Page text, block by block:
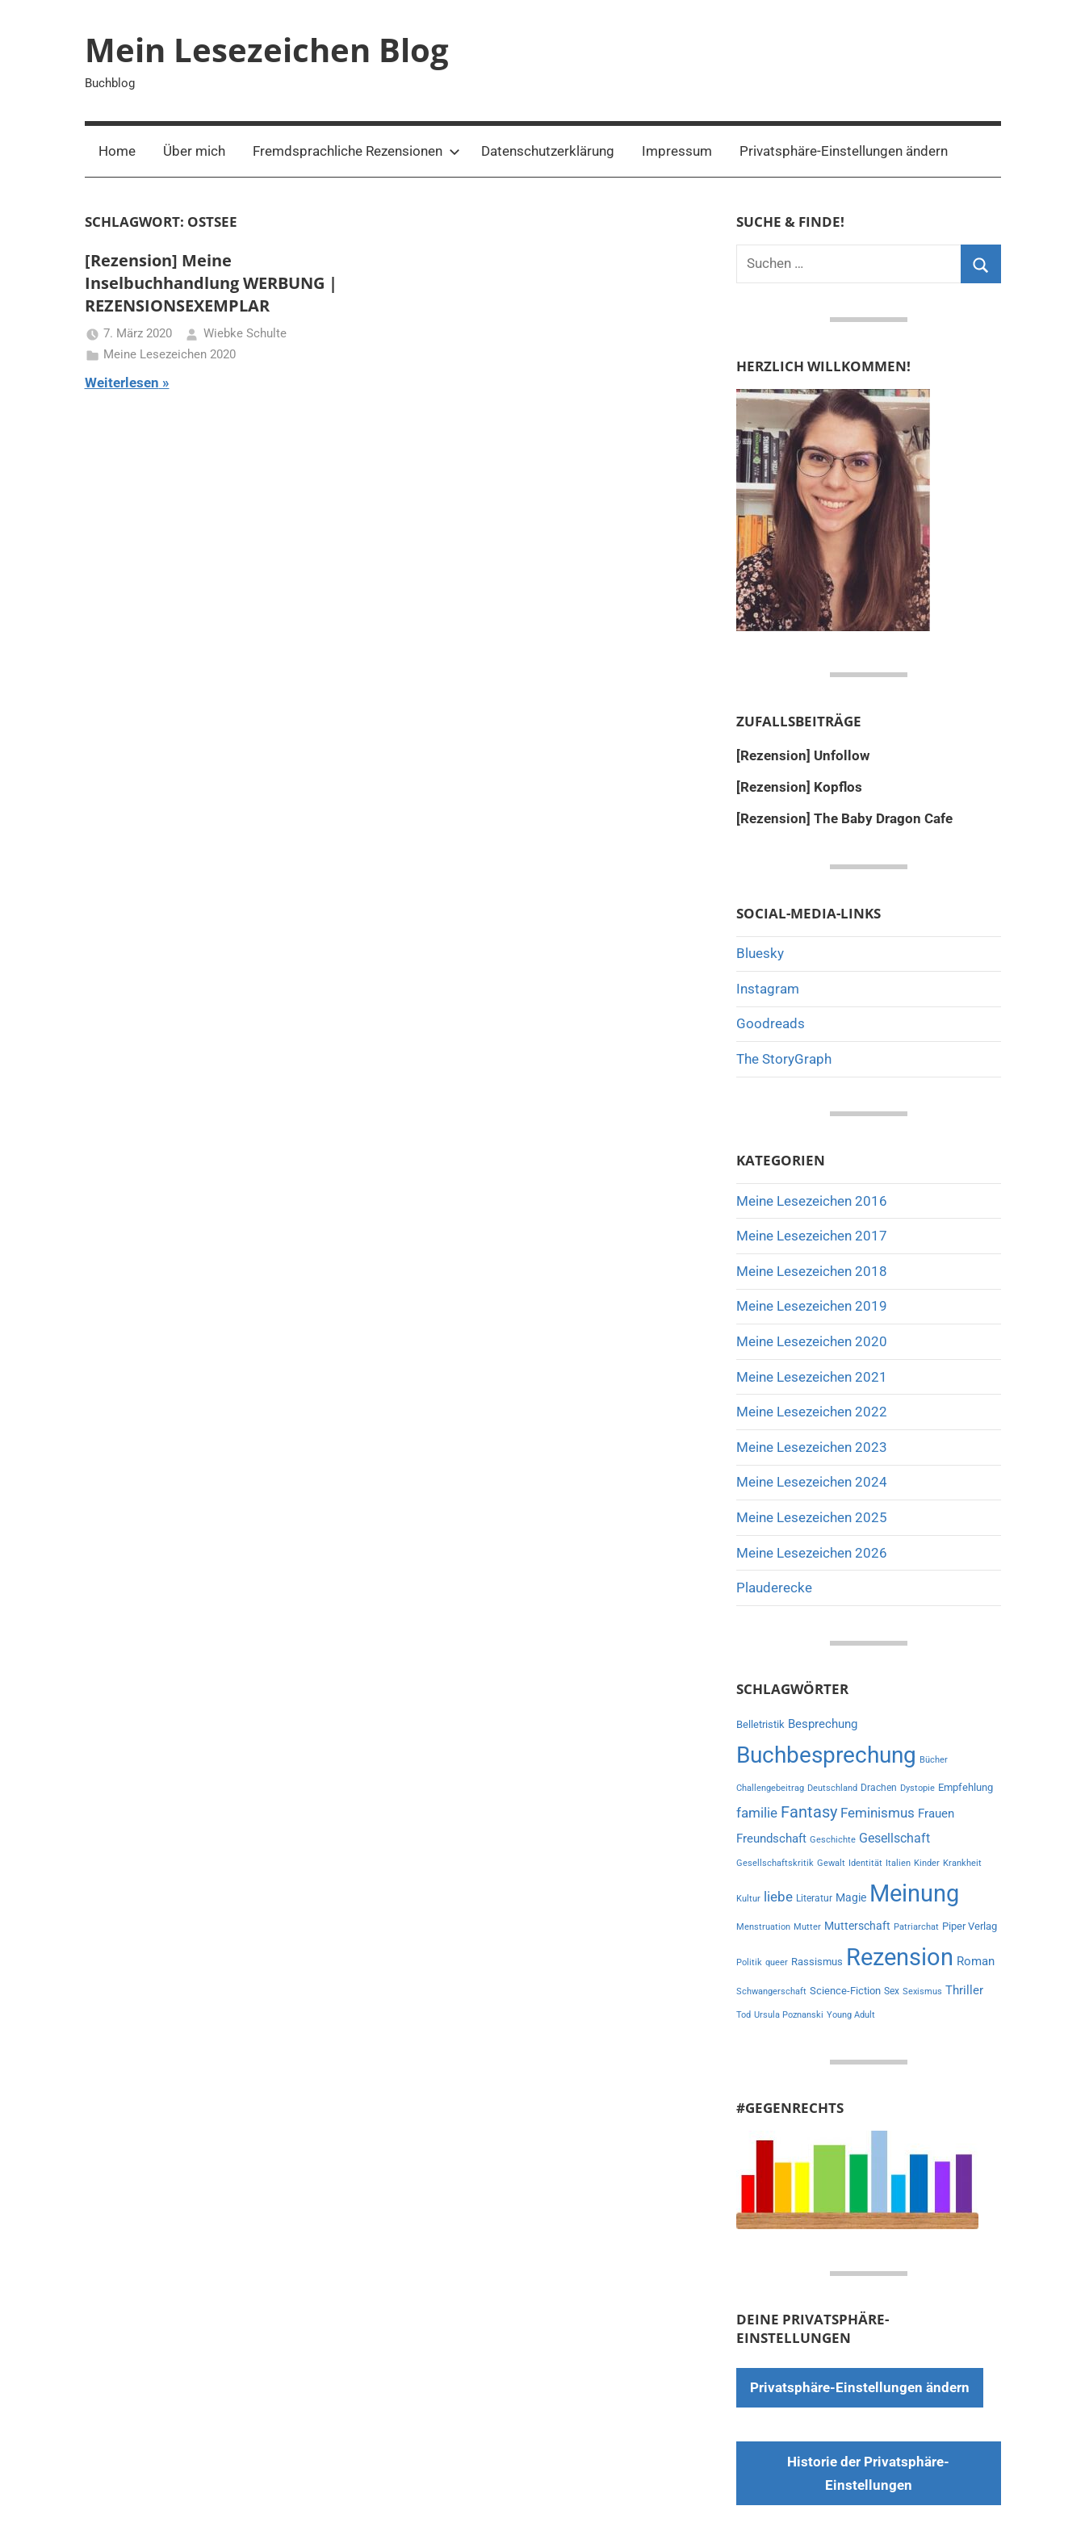
Mein Lesezeichen Blog
Buchblog
Home Über mich Fremdsprachliche Rezensionen Datenschutzerklärung Impressum Privatsphäre-Einstellungen ändern
SCHLAGWORT: OSTSEE
[Rezension] Meine
Inselbuchhandlung WERBUNG |
REZENSIONSEXEMPLAR
7. März 2020
Wiebke Schulte
Meine Lesezeichen 2020
Weiterlesen
SUCHE & FINDE!
Suchen
HERZLICH WILLKOMMEN!
ZUFALLSBEITRÄGE
[Rezension] Unfollow
[Rezension] Kopflos
[Rezension] The Baby Dragon Cafe
SOCIAL-MEDIA-LINKS
Bluesky
Instagram
Goodreads
The StoryGraph
KATEGORIEN
Meine Lesezeichen 2016
Meine Lesezeichen 2017
Meine Lesezeichen 2018
Meine Lesezeichen 2019
Meine Lesezeichen 2020
Meine Lesezeichen 2021
Meine Lesezeichen 2022
Meine Lesezeichen 2023
Meine Lesezeichen 2024
Meine Lesezeichen 2025
Meine Lesezeichen 2026
Plauderecke
SCHLAGWÖRTER
Belletristik Besprechung
Buchbesprechung Bücher
Challengebeitrag Deutschland Drachen Dystopie Empfehlung
familie Fantasy Feminismus Frauen
Freundschaft Geschichte Gesellschaft
Gesellschaftskritik Gewalt Identität Italien Kinder Krankheit
Kultur liebe Literatur Magie Meinung
Menstruation Mutter Mutterschaft Patriarchat Piper Verlag
Politik queer Rassismus Rezension Roman
Schwangerschaft Science-Fiction Sex Sexismus Thriller
Tod Ursula Poznanski Young Adult
#GEGENRECHTS
DEINE PRIVATSPHÄRE-
EINSTELLUNGEN
Privatsphäre-Einstellungen ändern
Historie der Privatsphäre-
Einstellungen